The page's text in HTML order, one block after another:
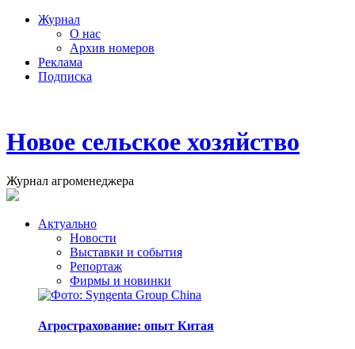
Журнал
О нас
Архив номеров
Реклама
Подписка
Новое сельское хозяйство
Журнал агроменеджера
Актуально
Новости
Выставки и события
Репортаж
Фирмы и новинки
Агрострахование: опыт Китая